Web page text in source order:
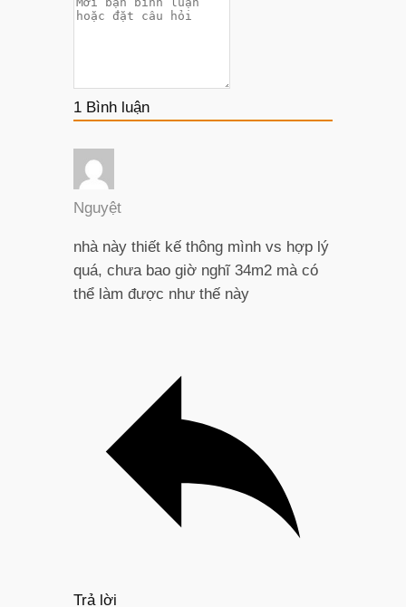
1Bình luận
Nguyệt
nhà này thiết kế thông mình vs hợp lý
quá, chưa bao giờ nghĩ 34m2 mà có
thể làm được như thế này
Trả lời